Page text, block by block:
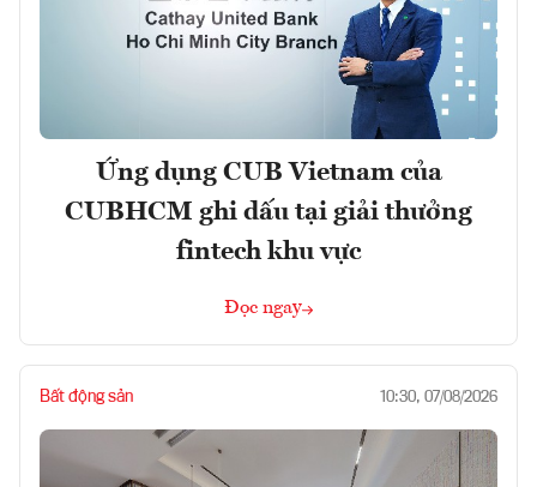
Ứng dụng CUB Vietnam của
CUBHCM ghi dấu tại giải thưởng
fintech khu vực
Đọc ngay
Bất động sản 10:30, 07/08/2026